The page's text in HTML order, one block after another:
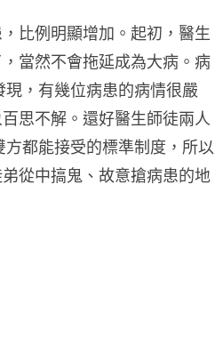
比例明顯增加。起初，醫生
當然不會拖延成為大病。病
，有幾位病患的病情很嚴
思不解。還好醫生師徒兩人
都能接受的標準制度，所以
從中搞鬼、故意搶病患的地